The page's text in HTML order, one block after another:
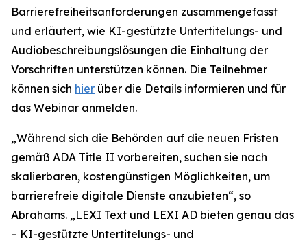
Barrierefreiheitsanforderungen zusammengefasst
und erläutert, wie KI-gestützte Untertitelungs- und
Audiobeschreibungslösungen die Einhaltung der
Vorschriften unterstützen können. Die Teilnehmer
können sich hier über die Details informieren und für
das Webinar anmelden.
„Während sich die Behörden auf die neuen Fristen
gemäß ADA Title II vorbereiten, suchen sie nach
skalierbaren, kostengünstigen Möglichkeiten, um
barrierefreie digitale Dienste anzubieten“, so
Abrahams. „LEXI Text und LEXI AD bieten genau das
– KI-gestützte Untertitelungs- und